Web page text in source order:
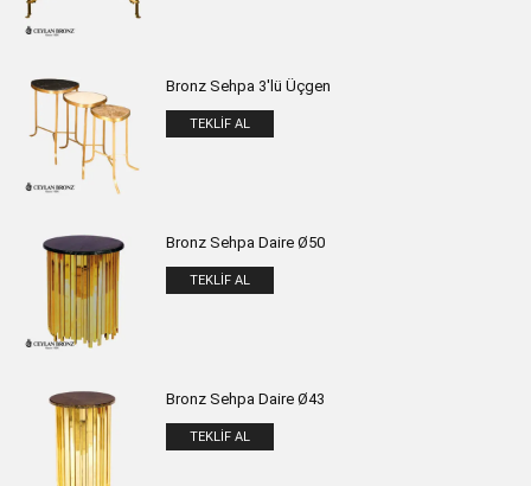
Bronz Sehpa 3'lü Üçgen
TEKLIF AL
Bronz Sehpa Daire Ø50
TEKLIF AL
Bronz Sehpa Daire Ø43
TEKLIF AL